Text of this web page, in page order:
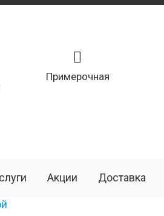
Примерочная
Акции Доставка